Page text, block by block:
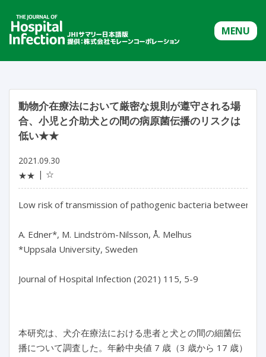
MENU
動物介在療法において厳密な規則が遵守される場
合、小児と介助犬との間の病原菌伝播のリスクは
低い★★
2021.09.30
★★
☆
Low risk of transmission of pathogenic bacteria between
A. Edner*, M. Lindström-Nilsson, Å. Melhus
*Uppsala University, Sweden
Journal of Hospital Infection (2021) 115, 5-9
本研究は、犬介在療法における患者と犬との間の細菌伝
播について調査した。年齢中央値 7 歳（3 歳から 17 歳）